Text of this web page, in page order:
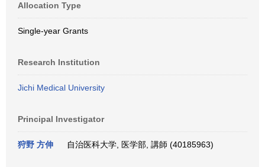
Allocation Type
Single-year Grants
Research Institution
Jichi Medical University
Principal Investigator
狩野 方伸 自治医科大学, 医学部, 講師 (40185963)